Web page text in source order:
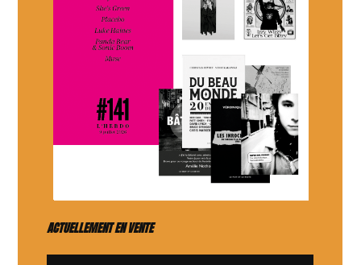
ACTUELLEMENT EN VENTE